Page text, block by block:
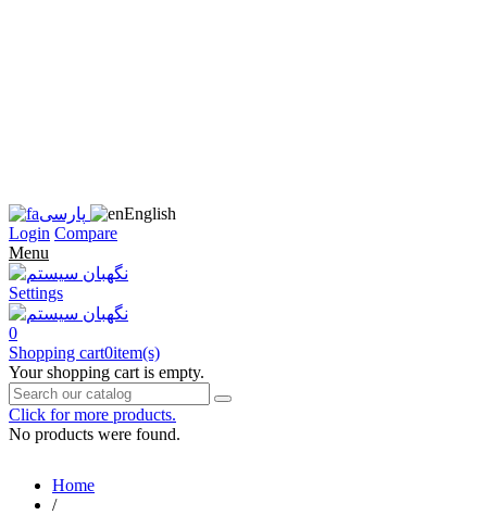
پارسی
English
Login Compare
Menu
Settings
0
Shopping cart0item(s)
Your shopping cart is empty.
Click for more products.
No products were found.
Home
/